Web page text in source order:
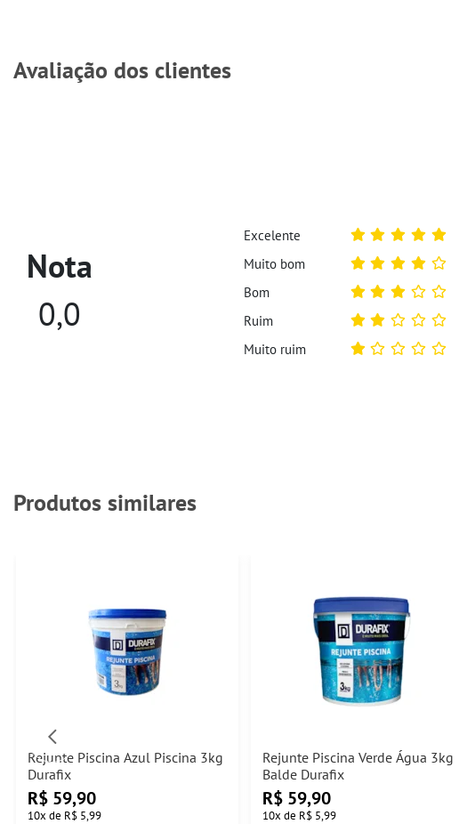
Avaliação dos clientes
Nota
0,0
Excelente
Muito bom
Bom
Ruim
Muito ruim
Produtos similares
Rejunte Piscina Azul Piscina 3kg
Durafix
R$ 59,90
10x de R$ 5,99
Rejunte Piscina Verde Água 3kg
Balde Durafix
R$ 59,90
10x de R$ 5,99